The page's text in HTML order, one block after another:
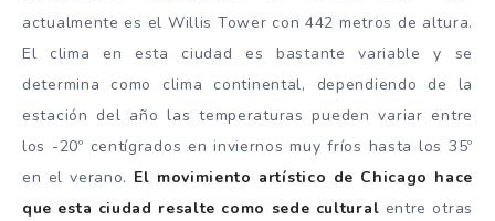
actualmente es el Willis Tower con 442 metros de altura.
El clima en esta ciudad es bastante variable y se
determina como clima continental, dependiendo de la
estación del año las temperaturas pueden variar entre
los -20º centígrados en inviernos muy fríos hasta los 35º
en el verano. El movimiento artístico de Chicago hace
que esta ciudad resalte como sede cultural entre otras